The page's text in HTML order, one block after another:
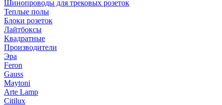
Шинопроводы для трековых розеток
Теплые полы
Блоки розеток
Лайтбоксы
Квадратные
Производители
Эра
Feron
Gauss
Maytoni
Arte Lamp
Citilux